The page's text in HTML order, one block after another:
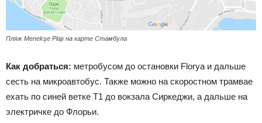
Пляж Menekşe Plajı на карте Стамбула
Как добраться: метробусом до остановки Florya и дальше
сесть на микроавтобус. Также можно на скоростном трамвае
ехать по синей ветке Т1 до вокзала Сиркеджи, а дальше на
электричке до Флорьи.